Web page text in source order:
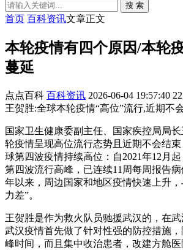
搜 索
首页 百科资讯文章正文
本轮疫情有四个原因/本轮
蔓延
点点百科 百科资讯 2026-06-04 19:57:40 22
王贺胜:全球本轮疫情“高位”流行,近期不
国家卫生健康委副主任、国家疾控局局
轮疫情呈现高位流行态势且近期不会结
球第四波疫情持续高位：自2021年12月
第四波流行高峰，已连续11周每周报告
年以来，周边国家和地区疫情快速上升
力差”。
王贺胜是作为救火队员驰援武汉的，在
武汉疫情首先做了针对性强的防控措施
峰时间，而且集中收治患者，改建方舱